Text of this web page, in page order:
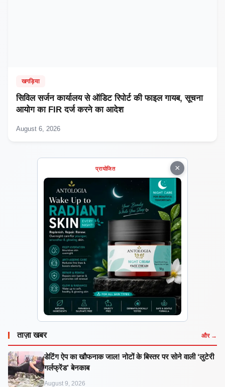
खगड़िया
सिविल सर्जन कार्यालय से ऑडिट रिपोर्ट की फाइल गायब, सूचना
आयोग का FIR दर्ज करने का आदेश
August 6, 2026
×
प्रायोजित
ताज़ा खबर और →
डेटिंग ऐप का खौफनाक जाल! नोटों के बिस्तर पर सोने वाली ‘लुटेरी
गर्लफ्रेंड’ बेनकाब
August 9, 2026